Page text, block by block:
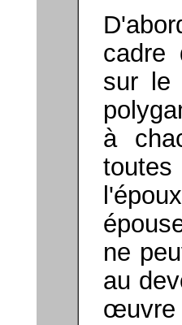
cadre
sur le
à
ne
au
œuvre